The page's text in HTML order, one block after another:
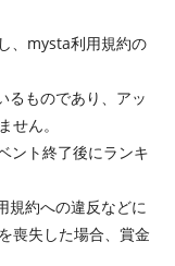
、mysta利用規約の
るものであり、アッ
せん。
ント終了後にランキ
規約への違反などに
喪失した場合、賞金